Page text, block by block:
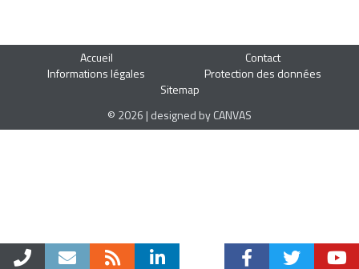
Accueil
Contact
Informations légales
Protection des données
Sitemap
© 2026 | designed by CANVAS